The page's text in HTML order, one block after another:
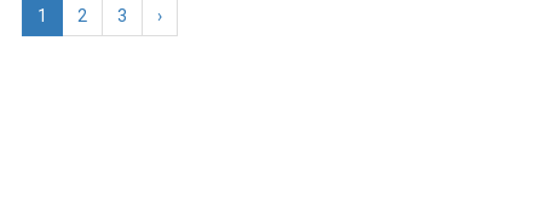
1 2 3 ›